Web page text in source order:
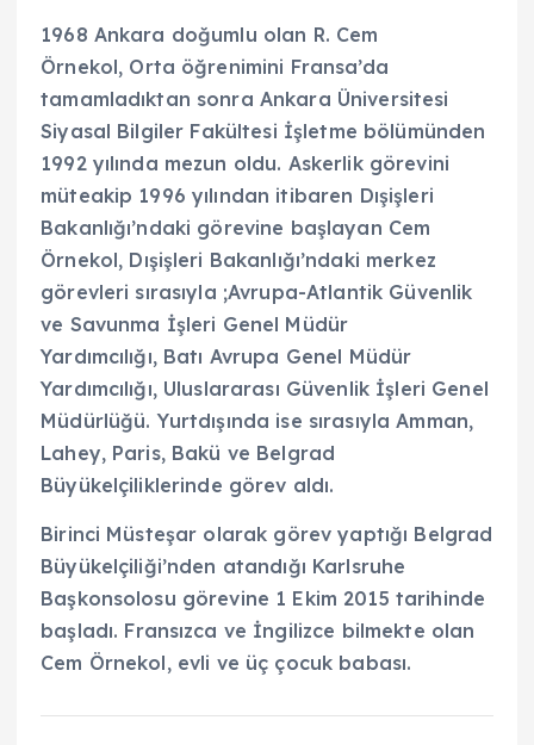
1968 Ankara doğumlu olan R. Cem
Örnekol, Orta öğrenimini Fransa’da
tamamladıktan sonra Ankara Üniversitesi
Siyasal Bilgiler Fakültesi İşletme bölümünden
1992 yılında mezun oldu. Askerlik görevini
müteakip 1996 yılından itibaren Dışişleri
Bakanlığı’ndaki görevine başlayan Cem
Örnekol, Dışişleri Bakanlığı’ndaki merkez
görevleri sırasıyla ;Avrupa-Atlantik Güvenlik
ve Savunma İşleri Genel Müdür
Yardımcılığı, Batı Avrupa Genel Müdür
Yardımcılığı, Uluslararası Güvenlik İşleri Genel
Müdürlüğü. Yurtdışında ise sırasıyla Amman,
Lahey, Paris, Bakü ve Belgrad
Büyükelçiliklerinde görev aldı.
Birinci Müsteşar olarak görev yaptığı Belgrad
Büyükelçiliği’nden atandığı Karlsruhe
Başkonsolosu görevine 1 Ekim 2015 tarihinde
başladı. Fransızca ve İngilizce bilmekte olan
Cem Örnekol, evli ve üç çocuk babası.